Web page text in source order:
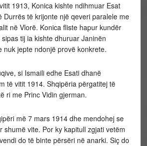
1913, Konica kishte ndihmuar Esat
Durrës të krijonte një qeveri paralele me
në Vlorë. Konica fliste hapur kundër
tij ia kishte dhuruar Janinën
nuk jepte ndonjë provë konkrete.
si Ismaili edhe Esati dhanë
të vitit 1914. Shqipëria përgatitej të
ri me Princ Vidin gjerman.
më 7 mars 1914 dhe mendohej se
shumë vite. Por ky kapitull zgjati vetëm
do të binte përsëri në anarki. Siç do